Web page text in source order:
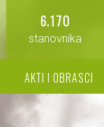
6.170
stanovnika
AKTI I OBRASCI